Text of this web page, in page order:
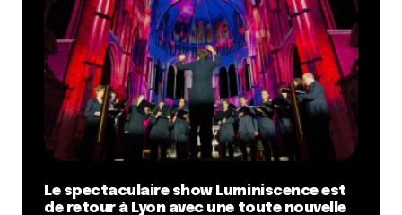
Le spectaculaire show Luminiscence est
de retour à Lyon avec une toute nouvelle